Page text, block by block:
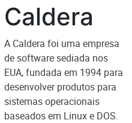
Caldera
A Caldera foi uma empresa
de software sediada nos
EUA, fundada em 1994 para
desenvolver produtos para
sistemas operacionais
baseados em Linux e DOS.